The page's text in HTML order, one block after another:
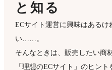
と知る
ECサイト運営に興味はある
い……。
そんなときは、販売したい商
「理想のECサイト」のヒント